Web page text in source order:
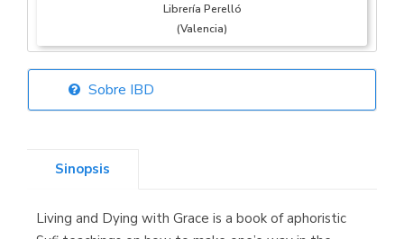
Librería Perelló
(Valencia)
Librería Elías
Librería Kolima
Sobre IBD
Sinopsis
Living and Dying with Grace is a book of aphoristic